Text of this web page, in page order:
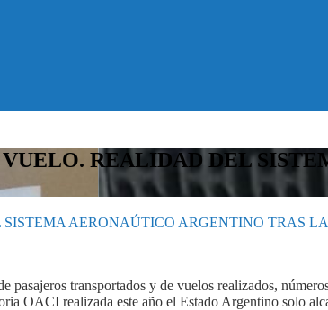
REALIDAD DEL
AERONAÚTICO ARGENTINO TRAS
transportados y de vuelos realizados,
OACI realizada este año el Estado Argentino solo